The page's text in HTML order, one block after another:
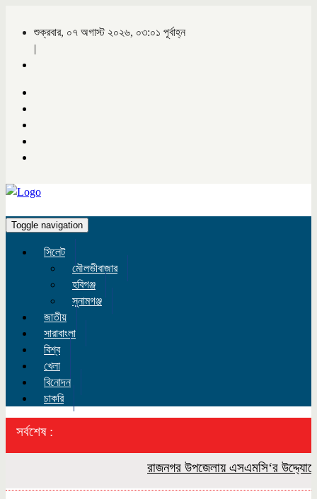
শুক্রবার, ০৭ অগাস্ট ২০২৬, ০৩:০১ পূর্বাহ্ন
|
Toggle navigation
সিলেট
মৌলভীবাজার
হবিগঞ্জ
সুনামগঞ্জ
জাতীয়
সারাবাংলা
বিশ্ব
খেলা
বিনোদন
চাকরি
সর্বশেষ :
রাজনগর উপজেলায় এসএমসি‘র উদ্দ্যোগে